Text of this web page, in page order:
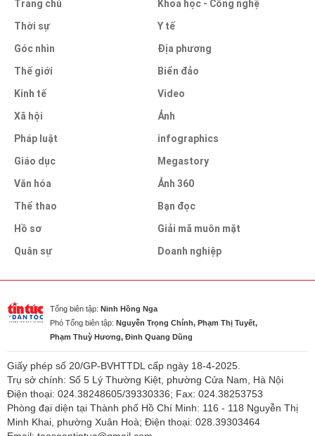
Trang chủ
Thời sự
Góc nhìn
Thế giới
Kinh tế
Xã hội
Pháp luật
Giáo dục
Văn hóa
Thể thao
Hồ sơ
Quân sự
Khoa học - Công nghệ
Y tế
Địa phương
Biển đảo
Video
Ảnh
infographics
Megastory
Ảnh 360
Bạn đọc
Giải mã muôn mặt
Doanh nghiệp
Tổng biên tập: Ninh Hồng Nga
Phó Tổng biên tập: Nguyễn Trọng Chính, Phạm Thị Tuyết,
Phạm Thuỳ Hương, Đinh Quang Dũng
Giấy phép số 20/GP-BVHTTDL cấp ngày 18-4-2025.
Trụ sở chính: Số 5 Lý Thường Kiệt, phường Cửa Nam, Hà Nội
Điện thoại: 024.38248605/39330336; Fax: 024.38253753
Phòng đại diện tại Thành phố Hồ Chí Minh: 116 - 118 Nguyễn Thị
Minh Khai, phường Xuân Hoà; Điện thoại: 028.39303464